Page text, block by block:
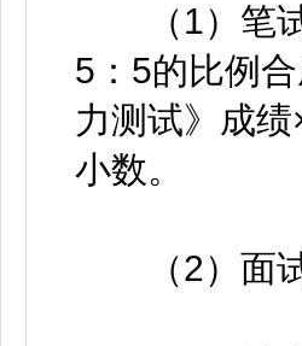
（1）笔试
5：5的比例
力测试》成
小数。
（2）面试